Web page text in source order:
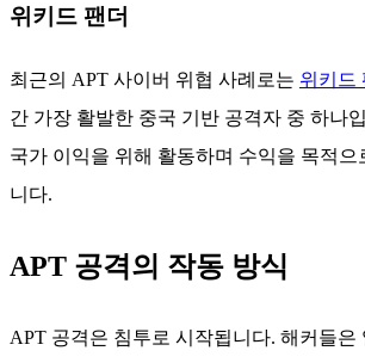
위키드 팬더
최근의 APT 사이버 위협 사례로는 위키드
간 가장 활발한 중국 기반 공격자 중 하나
국가 이익을 위해 활동하며 수익을 목적
니다.
APT 공격의 작동 방식
APT 공격은 침투로 시작됩니다. 해커들은